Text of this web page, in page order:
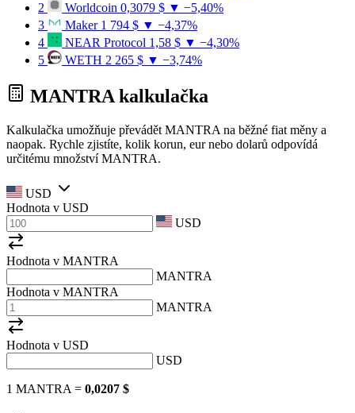
2
Worldcoin 0,3079 $ ▼ −5,40%
3
Maker 1 794 $ ▼ −4,37%
4
NEAR Protocol 1,58 $ ▼ −4,30%
5
WETH 2 265 $ ▼ −3,74%
MANTRA kalkulačka
Kalkulačka umožňuje převádět MANTRA na běžné fiat měny a
naopak. Rychle zjistíte, kolik korun, eur nebo dolarů odpovídá
určitému množství MANTRA.
USD
Hodnota v USD
USD
Hodnota v MANTRA
MANTRA
Hodnota v MANTRA
MANTRA
Hodnota v USD
USD
1 MANTRA = 0,0207 $